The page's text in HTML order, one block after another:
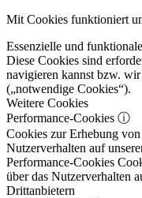
Mit Cookies funktioniert
Essenzielle und
Diese Cookies sind
navigieren kannst bzw.
(„notwendige Cookies“).
Weitere Cookies
Performance-Cookies ⓘ
Cookies zur Erhebung
Nutzerverhalten auf
Performance-Cookies
über das Nutzerverhalten
Drittanbietern